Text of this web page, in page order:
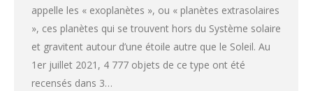
appelle les « exoplanètes », ou « planètes extrasolaires
», ces planètes qui se trouvent hors du Système solaire
et gravitent autour d’une étoile autre que le Soleil. Au
1er juillet 2021, 4 777 objets de ce type ont été
recensés dans 3…